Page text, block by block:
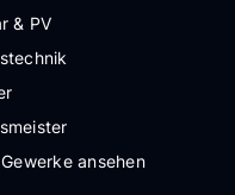
& PV
ansehen